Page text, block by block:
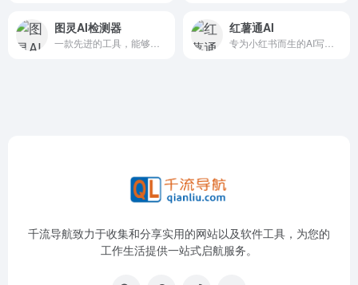
图灵AI检测器 红薯通AI
千流导航致力于收集和分享实用的网站以及软件工具，为您的
工作生活提供一站式启航服务。